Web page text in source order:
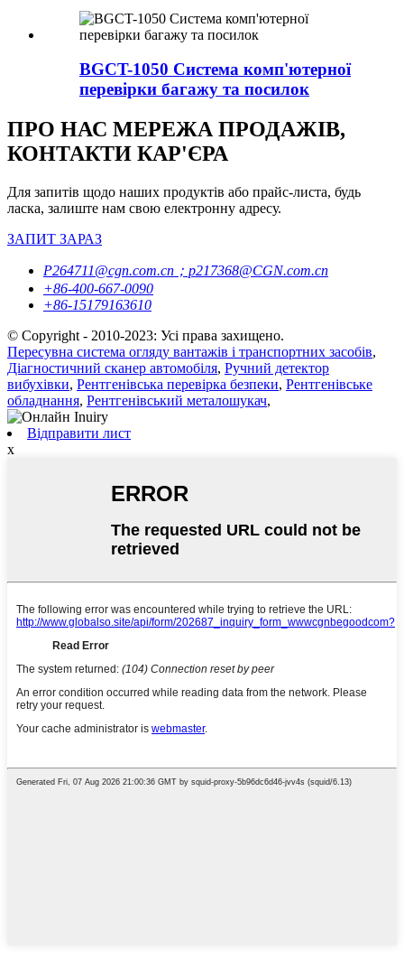
BGCT-1050 Система комп'ютерної
перевірки багажу та посилок
ПРО НАС МЕРЕЖА ПРОДАЖІВ,
КОНТАКТИ КАР'ЄРА
Для запитів щодо наших продуктів або прайс-листа, будь
ласка, залиште нам свою електронну адресу.
ЗАПИТ ЗАРАЗ
P264711@cgn.com.cn；p217368@CGN.com.cn
+86-400-667-0090
+86-15179163610
© Copyright - 2010-2023: Усі права захищено.
Пересувна система огляду вантажів і транспортних засобів,
Діагностичний сканер автомобіля, Ручний детектор
вибухівки, Рентгенівська перевірка безпеки, Рентгенівське
обладнання, Рентгенівський металошукач,
Відправити лист
x